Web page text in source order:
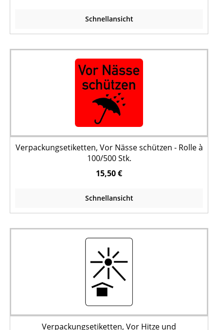
Schnellansicht
Verpackungsetiketten, Vor Nässe schützen - Rolle à
100/500 Stk.
15,50 €
Schnellansicht
Verpackungsetiketten, Vor Hitze und